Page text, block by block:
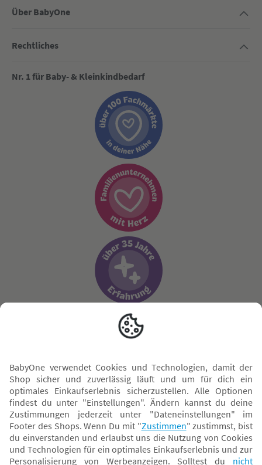
Über BabyOne
Rechtliches
Nr. 1 für Baby- & Kleinkindbedarf
Versand mit